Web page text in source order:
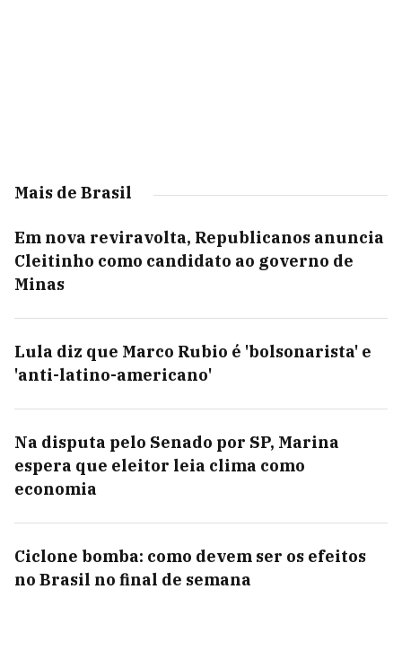
Mais de Brasil
Em nova reviravolta, Republicanos anuncia
Cleitinho como candidato ao governo de
Minas
Lula diz que Marco Rubio é 'bolsonarista' e
'anti-latino-americano'
Na disputa pelo Senado por SP, Marina
espera que eleitor leia clima como
economia
Ciclone bomba: como devem ser os efeitos
no Brasil no final de semana